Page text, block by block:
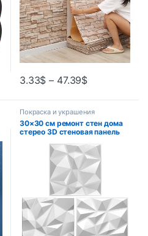
3.33$ – 47.39$
Покраска и украшения
30×30 см ремонт стен дома
стерео 3D стеновая панель
наклейка на стену
художественная плитка 3d
обои комната ванная комната